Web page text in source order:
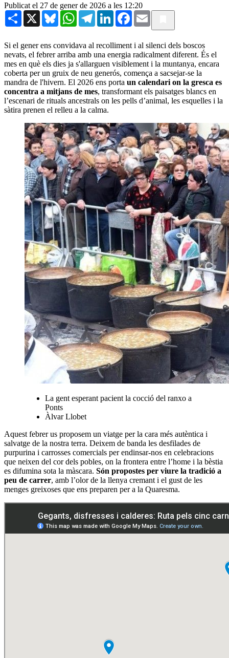
Publicat el 27 de gener de 2026 a les 12:20
Share X BlueskyWhatsAppTelegramLinkedInFacebook
Email
Si el gener ens convidava al recolliment i al silenci dels boscos
nevats, el febrer arriba amb una energia radicalment diferent. És el
mes en què els dies ja s'allarguen visiblement i la muntanya, encara
coberta per un gruix de neu generós, comença a sacsejar-se la
mandra de l'hivern. El 2026 ens porta un calendari on la gresca es
concentra a mitjans de mes, transformant els paisatges blancs en
l’escenari de rituals ancestrals on les pells d’animal, les esquelles i la
sàtira prenen el relleu a la calma.
La gent esperant pacient la cocció del ranxo a
Ponts
Àlvar Llobet
Aquest febrer us proposem un viatge per la cara més autèntica i
salvatge de la nostra terra. Deixem de banda les desfilades de
purpurina i carrosses comercials per endinsar-nos en celebracions
que neixen del cor dels pobles, on la frontera entre l’home i la bèstia
es difumina sota la màscara. Són propostes per viure la tradició a
peu de carrer, amb l’olor de la llenya cremant i el gust de les
menges greixoses que ens preparen per a la Quaresma.